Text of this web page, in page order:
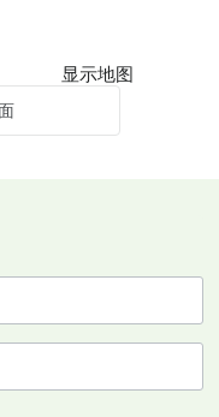
显示地图